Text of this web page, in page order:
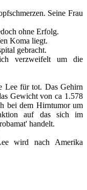
Seine Frau
ohne Erfolg.
Koma liegt.
gebracht.
verzweifelt um die
Lee für tot. Das Gehirn
Gewicht von ca 1.578
bei dem Hirntumor um
auf das sich im
handelt.
wird nach Amerika